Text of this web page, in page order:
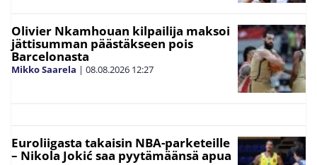
Olivier Nkamhouan kilpailija maksoi
jättisumman päästäkseen pois
Barcelonasta
Mikko Saarela | 08.08.2026 12:27
Euroliigasta takaisin NBA-parketeille
– Nikola Jokić saa pyytämäänsä apua